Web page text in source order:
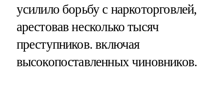
усилило борьбу с наркоторговлей,
арестовав несколько тысяч
преступников. включая
высокопоставленных чиновников.